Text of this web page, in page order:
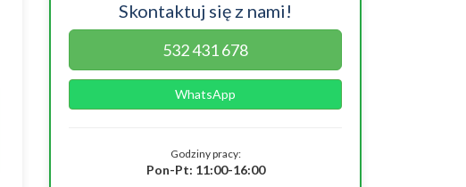
Skontaktuj się z nami!
532 431 678
WhatsApp
Godziny pracy:
Pon-Pt: 11:00-16:00